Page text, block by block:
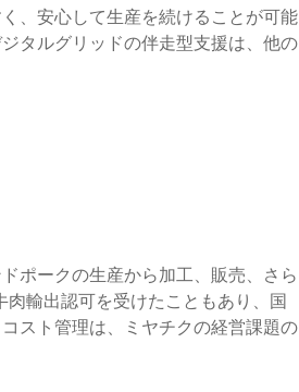
、安心して生産を続けることが可能
タルグリッドの伴走型支援は、他の
ポークの生産から加工、販売、さら
輸出認可を受けたこともあり、国
スト管理は、ミヤチクの経営課題の